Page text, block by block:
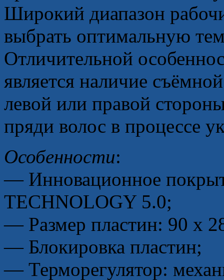
Широкий диапазон
выбрать оптимальную
Отличительной
является наличие
левой или правой
пряди волос в процессе
Особенности:
— Инновационное
TECHNOLOGY 5.0;
— Размер пластин: 90 x
— Блокировка пластин;
— Терморегулятор: